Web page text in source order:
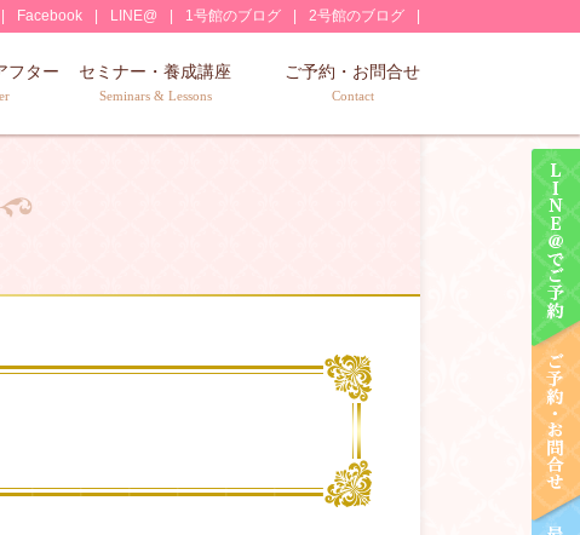
Facebook LINE@ 1号館のブログ 2号館のブログ
フター セミナー・養成講座
Seminars & Lessons
ご予約・お問合せ
Contact